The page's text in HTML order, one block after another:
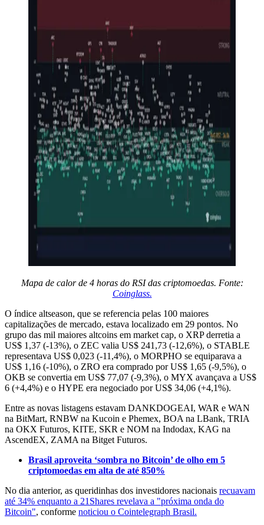
Mapa de calor de 4 horas do RSI das criptomoedas. Fonte:
Coinglass.
O índice altseason, que se referencia pelas 100 maiores
capitalizações de mercado, estava localizado em 29 pontos. No
grupo das mil maiores altcoins em market cap, o XRP derretia a
US$ 1,37 (-13%), o ZEC valia US$ 241,73 (-12,6%), o STABLE
representava US$ 0,023 (-11,4%), o MORPHO se equiparava a
US$ 1,16 (-10%), o ZRO era comprado por US$ 1,65 (-9,5%), o
OKB se convertia em US$ 77,07 (-9,3%), o MYX avançava a US$
6 (+4,4%) e o HYPE era negociado por US$ 34,06 (+4,1%).
Entre as novas listagens estavam DANKDOGEAI, WAR e WAN
na BitMart, RNBW na Kucoin e Phemex, BOA na LBank, TRIA
na OKX Futuros, KITE, SKR e NOM na Indodax, KAG na
AscendEX, ZAMA na Bitget Futuros.
Brasil aproveita ‘sombra no Bitcoin’ de olho em 5
criptomoedas em alta de até 850%
No dia anterior, as queridinhas dos investidores nacionais recuavam
até 34% enquanto a 21Shares revelava a "próxima onda do
Bitcoin", conforme noticiou o Cointelegraph Brasil.